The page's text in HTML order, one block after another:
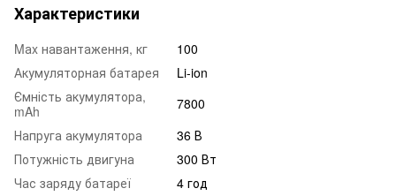
Характеристики
Mаx навантаження, кг
100
Акумуляторная батарея
Li-ion
Ємність акумулятора,
mAh
7800
Напруга акумулятора
36 В
Потужність двигуна
300 Вт
Час заряду батареї
4 год